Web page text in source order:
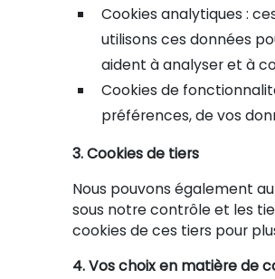
Cookies analytiques :
utilisons ces données
aident à analyser et à
Cookies de
préférences, de vos
3. Cookies de tiers
Nous pouvons également
sous notre contrôle et les
cookies de ces tiers pour
4. Vos choix en matière de